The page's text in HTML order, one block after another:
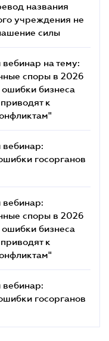
названия
учреждения не
силы
на тему:
споры в 2026
ошибки бизнеса
к
вебинар:
госорганов
вебинар:
споры в 2026
ошибки бизнеса
к
вебинар:
госорганов